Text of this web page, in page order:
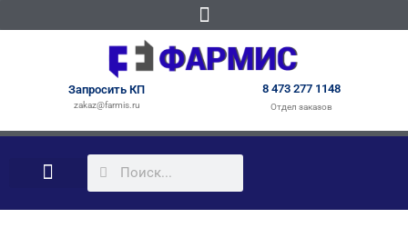
Запросить КП
zakaz@farmis.ru
8 473 277 1148
Отдел заказов